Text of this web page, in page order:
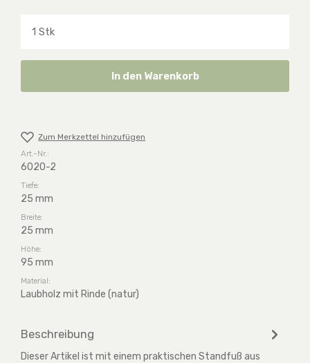
In den Warenkorb
Zum Merkzettel hinzufügen
Art.-Nr.:
6020-2
Tiefe:
25 mm
Breite:
25 mm
Höhe:
95 mm
Material:
Laubholz mit Rinde (natur)
Beschreibung
Dieser Artikel ist mit einem praktischen Standfuß aus